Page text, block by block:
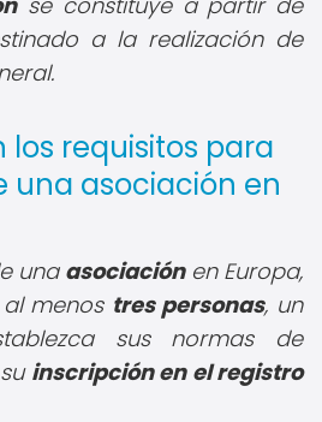
a la realización de
los requisitos para
una asociación en
una asociaciónen Europa,
menos tres personas, un
sus normas de
inscripción en el registro